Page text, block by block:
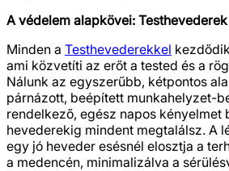
A védelem alapkövei:
Minden a Testhevederekkel
ami közvetíti az erőt a tested és a
Nálunk az egyszerűbb, kétpontos
párnázott, beépített munkahelyzet-
rendelkező, egész napos kényelmet
hevederekig mindent megtalálsz. A
egy jó heveder esésnél elosztja a
a medencén, minimalizálva a